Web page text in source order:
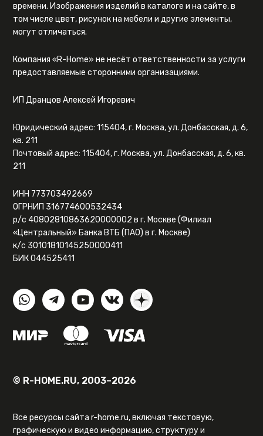
времени. Изображения изделий в каталоге и на сайте, в
том числе цвет, рисунок на мебели и другие элементы,
могут отличаться.
Компания «R-Home» не несёт ответственности за услуги
предоставляемые сторонними организациями.
ИП Дранцов Алексей Игоревич
Юридический адрес: 115404, г. Москва, ул. Донбасская, д. 6,
кв. 211
Почтовый адрес: 115404, г. Москва, ул. Донбасская, д. 6, кв.
211
ИНН 773703492669
ОГРНИП 316774600532434
р/с 40802810863620000002 в г. Москве (Филиал
«Центральный» Банка ВТБ (ПАО) в г. Москве)
к/с 30101810145250000411
БИК 044525411
© R-HOME.RU, 2003–2026
Все ресурсы сайта r-home.ru, включая текстовую,
графическую и видео информацию, структуру и